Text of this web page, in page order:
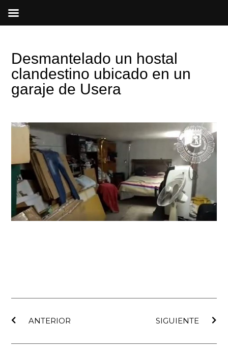
Desmantelado un hostal
clandestino ubicado en un
garaje de Usera
ANTERIOR
SIGUIENTE